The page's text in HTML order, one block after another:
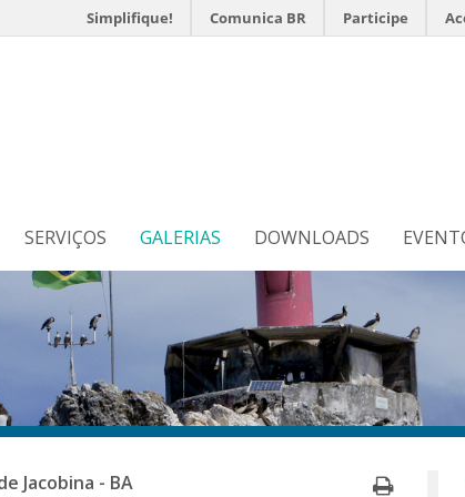
Simplifique! Comunica BR Participe
SERVIÇOS GALERIAS DOWNLOADS
Jacobina - BA